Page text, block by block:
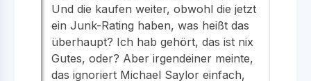
Und die kaufen weiter, obwohl die jetzt
ein Junk-Rating haben, was heißt das
überhaupt? Ich hab gehört, das ist nix
Gutes, oder? Aber irgendeiner meinte,
das ignoriert Michael Saylor einfach,